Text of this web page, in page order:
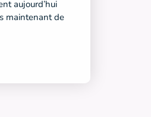
aujourd’hui
maintenant de